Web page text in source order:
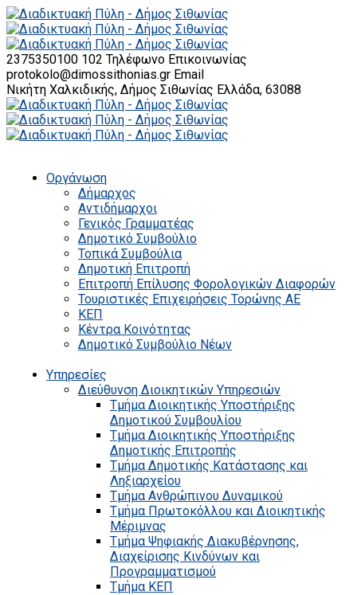
2375350100 102 Τηλέφωνο Επικοινωνίας
protokolo@dimossithonias.gr Email
Νικήτη Χαλκιδικής, Δήμος Σιθωνίας Ελλάδα, 63088
Οργάνωση
Δήμαρχος
Αντιδήμαρχοι
Γενικός Γραμματέας
Δημοτικό Συμβούλιο
Τοπικά Συμβούλια
Δημοτική Επιτροπή
Επιτροπή Επίλυσης Φορολογικών Διαφορών
Τουριστικές Επιχειρήσεις Τορώνης ΑΕ
ΚΕΠ
Κέντρα Κοινότητας
Δημοτικό Συμβούλιο Νέων
Υπηρεσίες
Διεύθυνση Διοικητικών Υπηρεσιών
Τμήμα Διοικητικής Υποστήριξης
Δημοτικού Συμβουλίου
Τμήμα Διοικητικής Υποστήριξης
Δημοτικής Επιτροπής
Τμήμα Δημοτικής Κατάστασης και
Ληξιαρχείου
Τμήμα Ανθρώπινου Δυναμικού
Τμήμα Πρωτοκόλλου και Διοικητικής
Μέριμνας
Τμήμα Ψηφιακής Διακυβέρνησης,
Διαχείρισης Κινδύνων και
Προγραμματισμού
Τμήμα ΚΕΠ